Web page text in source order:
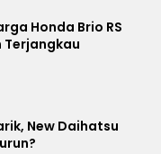
Honda Brio RS
Terjangkau
New Daihatsu